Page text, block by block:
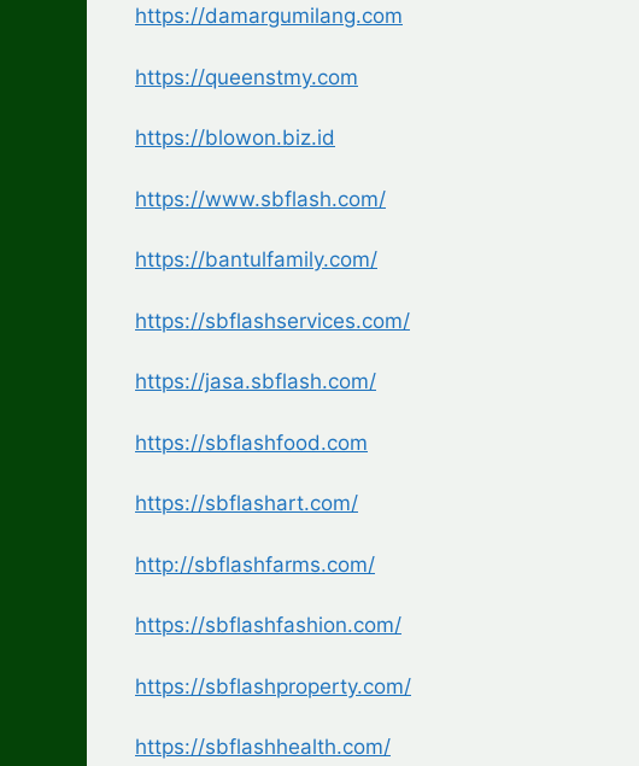
https://damargumilang.com
https://queenstmy.com
https://blowon.biz.id
https://www.sbflash.com/
https://bantulfamily.com/
https://sbflashservices.com/
https://jasa.sbflash.com/
https://sbflashfood.com
https://sbflashart.com/
http://sbflashfarms.com/
https://sbflashfashion.com/
https://sbflashproperty.com/
https://sbflashhealth.com/